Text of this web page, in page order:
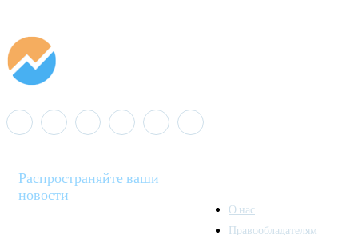
Распространяйте ваши
новости
О нас
Правообладателям